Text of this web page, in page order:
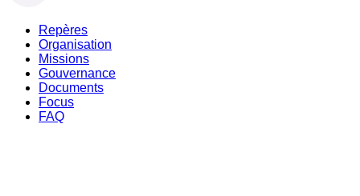
Repères
Organisation
Missions
Gouvernance
Documents
Focus
FAQ